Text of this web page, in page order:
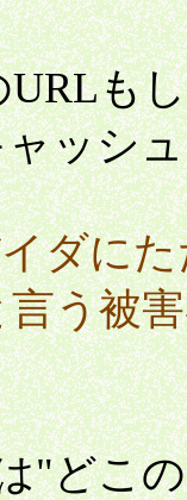
も
ッシ
ダに
う被
"どこ